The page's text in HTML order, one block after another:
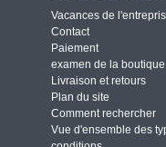
Vacances de
Contact
Paiement
examen de la boutique
Livraison et retours
Plan du site
Comment rechercher
Vue d'ensemble des